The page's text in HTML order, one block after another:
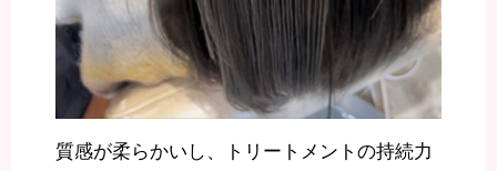
質感が柔らかいし、トリートメントの持続力